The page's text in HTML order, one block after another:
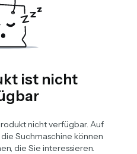
ist nicht
nicht verfügbar. Auf
Suchmaschine können
die Sie interessieren.